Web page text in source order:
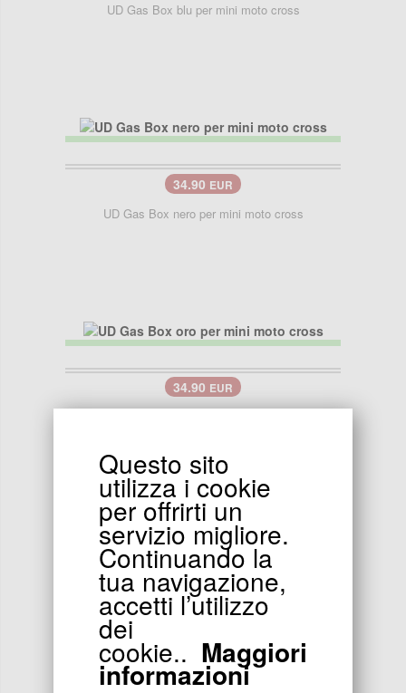
UD Gas Box blu per mini moto cross
34.90 EUR
UD Gas Box nero per mini moto cross
34.90 EUR
34.90EUR
UD Gas Box rosso per mini moto cross
Questo sito
utilizza i cookie
per offrirti un
servizio migliore.
Continuando la
tua navigazione,
accetti l’utilizzo
dei
cookie.. Maggiori
informazioni